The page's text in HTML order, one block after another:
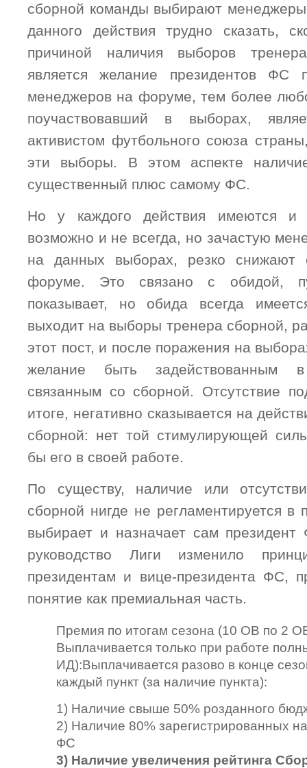
сборной команды выбирают
данного действия трудно сказать,
причиной наличия выборов
является желание президентов ФС
менеджеров на форуме, тем более
поучаствовавший в выборах,
активистом футбольного союза
эти выборы. В этом аспекте
существенный плюс самому ФС.
Но у каждого действия имеются и
возможно и не всегда, но зачастую
на данных выборах, резко снижают
форуме. Это связано с обидой,
показывает, но обида всегда
выходит на выборы тренера сборной,
этот пост, и после поражения на
желание быть задействованным
связанным со сборной. Отсутствие
итоге, негативно сказывается на
сборной: нет той стимулирующей
бы его в своей работе.
По существу, наличие или
сборной нигде не регламентируется в
выбирает и назначает сам
руководство Лиги изменило
президентам и вице-президента ФС,
понятие как премиальная часть.
Премия по итогам сезона (10 ОВ по 2
Выплачивается только при работе
ИД):Выплачивается разово в конце
каждый пункт (за наличие пункта):
1) Наличие свыше 50% розданного
2) Наличие 80% зарегистрированных
ФС
3) Наличие увеличения рейтинга